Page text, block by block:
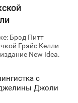
Брэд Питт
Грэйс Келли
New Ideа.
с
Джоли